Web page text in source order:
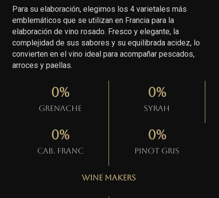
Para su elaboración, elegimos los 4 varietales más
emblemáticos que se utilizan en Francia para la
elaboración de vino rosado. Fresco y elegante, la
complejidad de sus sabores y su equilibrada acidez, lo
convierten en el vino ideal para acompañar pescados,
arroces y paellas.
Grenache
0%
Syrah
0%
Cab. Franc
0%
Pinot gris
0%
Wine Makers